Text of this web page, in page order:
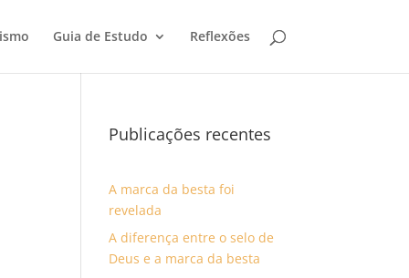
Guia de Estudo Reflexões
Publicações recentes
A marca da besta foi
revelada
A diferença entre o selo de
Deus e a marca da besta